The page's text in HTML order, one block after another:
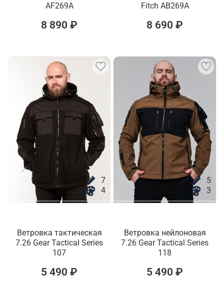
AF269A
8 890 ₽
Fitch AB269A
8 690 ₽
7
4
Ветровка тактическая
7.26 Gear Tactical Series
107
5 490 ₽
5
3
Ветровка нейлоновая
7.26 Gear Tactical Series
118
5 490 ₽